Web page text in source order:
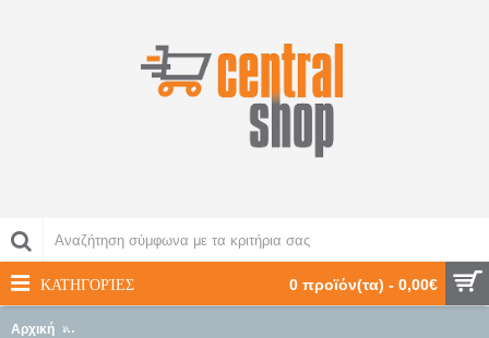
0 προϊόν(τα) - 0,00€
ΚΑΤΗΓΟΡΊΕΣ
Αρχική BRONXI BX-5032 Φούρνος με 2 κεραμικές εστίες 50 λίτρων (BX-